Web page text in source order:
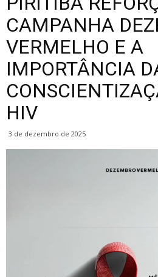
de
Piritiba
CAMPANHA
VERMELHO E A
IMPORTÂNCIA
HIV
3 de dezembro de 2025